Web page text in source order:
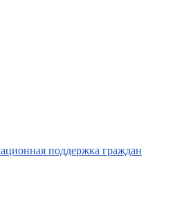
поддержка граждан